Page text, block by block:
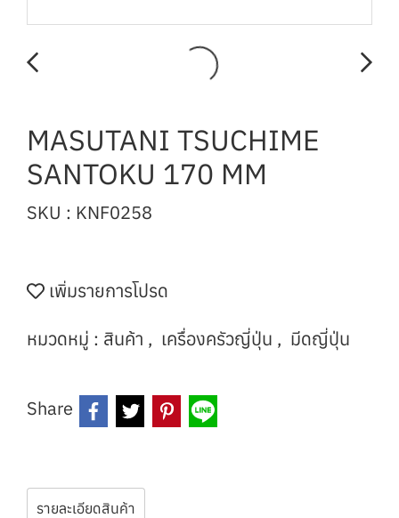
MASUTANI TSUCHIME
SANTOKU 170 MM
SKU : KNF0258
เพิ่มรายการโปรด
หมวดหมู่ : สินค้า , เครื่องครัวญี่ปุ่น , มีดญี่ปุ่น
Share
รายละเอียดสินค้า